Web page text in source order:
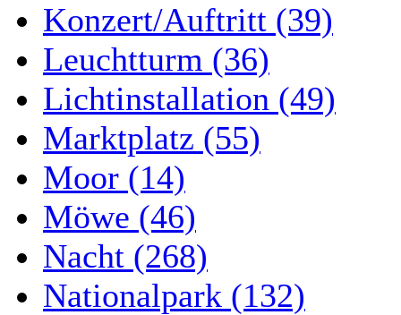
Konzert/Auftritt (39)
Leuchtturm (36)
Lichtinstallation (49)
Marktplatz (55)
Moor (14)
Möwe (46)
Nacht (268)
Nationalpark (132)